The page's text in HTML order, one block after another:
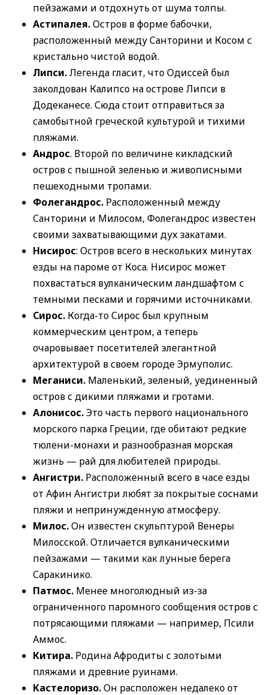
пейзажами и отдохнуть от шума толпы.
Астипалея.Остров в форме бабочки,
расположенный между Санторини и Косом с
кристально чистой водой.
Липси.Легенда гласит, что Одиссей был
заколдован Калипсо на острове Липси в
Додеканесе. Сюда стоит отправиться за
самобытной греческой культурой и тихими
пляжами.
Андрос. Второй по величине кикладский
остров с пышной зеленью и живописными
пешеходными тропами.
Фолегандрос. Расположенный между
Санторини и Милосом, Фолегандрос известен
своими захватывающими дух закатами.
Нисирос: Остров всего в нескольких минутах
езды на пароме от Коса. Нисирос может
похвастаться вулканическим ландшафтом с
темными песками и горячими источниками.
Сирос. Когда-то Сирос был крупным
коммерческим центром, а теперь
очаровывает посетителей элегантной
архитектурой в своем городе Эрмуполис.
Меганиси. Маленький, зеленый, уединенный
остров с дикими пляжами и гротами.
Алонисос.Это часть первого национального
морского парка Греции, где обитают редкие
тюлени-монахи и разнообразная морская
жизнь — рай для любителей природы.
Ангистри. Расположенный всего в часе езды
от Афин Ангистри любят за покрытые соснами
пляжи и непринужденную атмосферу.
Милос.Он известен скульптурой Венеры
Милосской. Отличается вулканическими
пейзажами — такими как лунные берега
Саракинико.
Патмос. Менее многолюдный из-за
ограниченного паромного сообщения остров с
потрясающими пляжами — например, Псили
Аммос.
Китира. Родина Афродиты с золотыми
пляжами и древние руинами.
Кастелоризо.Он расположен недалеко от